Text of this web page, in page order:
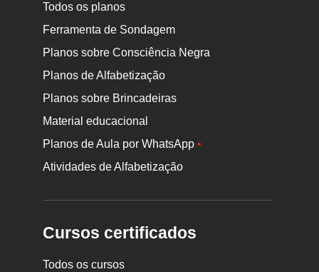
Todos os planos
Ferramenta de Sondagem
Planos sobre Consciência Negra
Planos de Alfabetização
Planos sobre Brincadeiras
Material educacional
Planos de Aula por WhatsApp•
Atividades de Alfabetização
Cursos certificados
Todos os cursos